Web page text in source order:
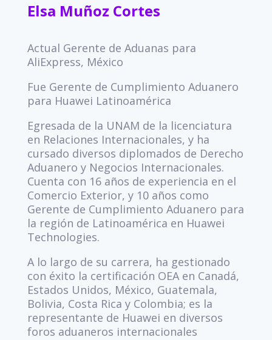
Elsa Muñoz Cortes
Actual Gerente de Aduanas para
AliExpress, México
Fue Gerente de Cumplimiento Aduanero
para Huawei Latinoamérica
Egresada de la UNAM de la licenciatura
en Relaciones Internacionales, y ha
cursado diversos diplomados de Derecho
Aduanero y Negocios Internacionales.
Cuenta con 16 años de experiencia en el
Comercio Exterior, y 10 años como
Gerente de Cumplimiento Aduanero para
la región de Latinoamérica en Huawei
Technologies.
A lo largo de su carrera, ha gestionado
con éxito la certificación OEA en Canadá,
Estados Unidos, México, Guatemala,
Bolivia, Costa Rica y Colombia; es la
representante de Huawei en diversos
foros aduaneros internacionales